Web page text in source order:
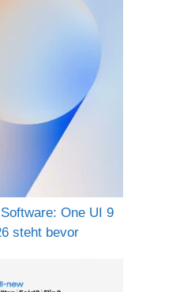
One UI 9
steht bevor